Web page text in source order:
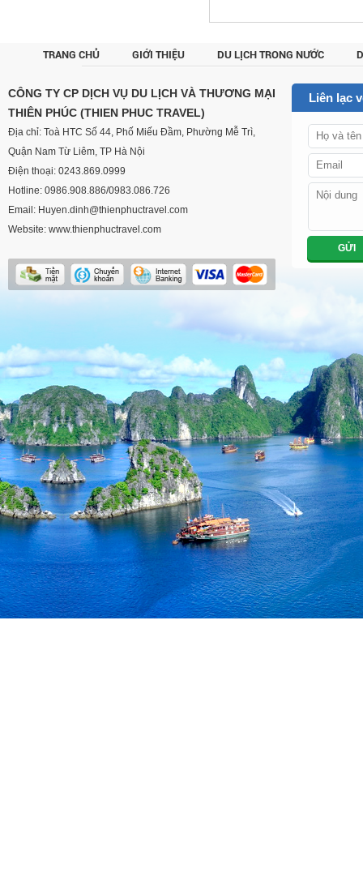
TRANG CHỦ GIỚI THIỆU DU LỊCH TRONG NƯỚC
CÔNG TY CP DỊCH VỤ DU LỊCH VÀ THƯƠNG MẠI
THIÊN PHÚC (THIEN PHUC TRAVEL)
Địa chỉ: Toà HTC Số 44, Phố Miếu Đầm, Phường Mễ Trì,
Quận Nam Từ Liêm, TP Hà Nội
Điện thoại: 0243.869.0999
Hotline: 0986.908.886/0983.086.726
Email: Huyen.dinh@thienphuctravel.com
Website: www.thienphuctravel.com
Liên lạc
GỬI